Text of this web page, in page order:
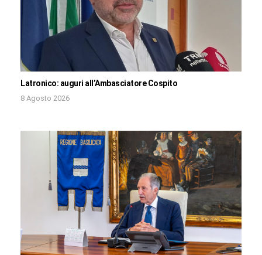
Latronico: auguri all’Ambasciatore Cospito
8 Agosto 2026